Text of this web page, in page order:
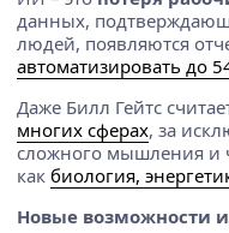
данных,
людей, появляются
автоматизировать до
Даже Билл Гейтс
многих сферах, за
сложного мышления и
как биология,
Новые возможности